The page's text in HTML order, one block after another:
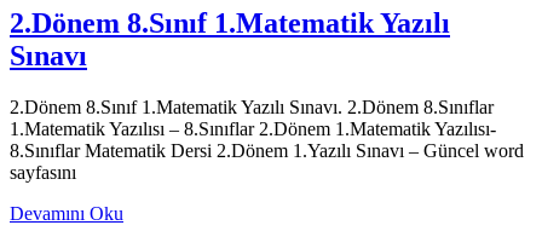
2.Dönem 8.Sınıf 1.Matematik Yazılı
Sınavı
2.Dönem 8.Sınıf 1.Matematik Yazılı Sınavı. 2.Dönem 8.Sınıflar
1.Matematik Yazılısı – 8.Sınıflar 2.Dönem 1.Matematik Yazılısı-
8.Sınıflar Matematik Dersi 2.Dönem 1.Yazılı Sınavı – Güncel word
sayfasını
Devamını Oku